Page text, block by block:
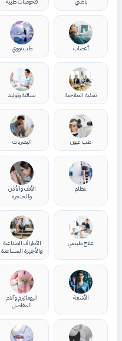
أعصاب طب نووي
تغذية العلاجية نسائية وتوليد
طب عيون البصريات
عظام
الأنف والأذن
والحنجرة
علاج طبيعي
الأطراف الصناعية
والأجهزة المساعدة
الأشعة
الروماتيزم وآلام
المفاصل